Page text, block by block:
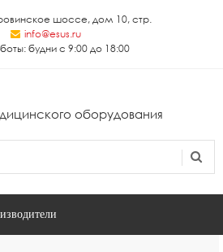
шоссе, дом 10, стр.
info@esus.ru
будни с 9:00 до 18:00
оборудования